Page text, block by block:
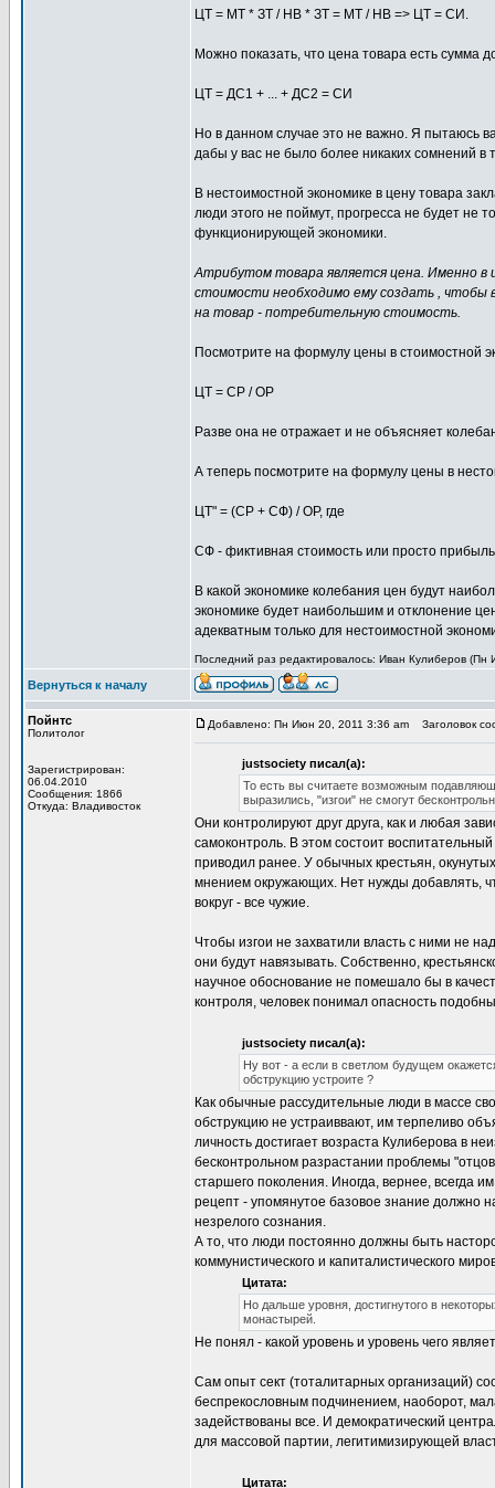
ЦТ = МТ * ЗТ / НВ * ЗТ = МТ / НВ => ЦТ = СИ.
Можно показать, что цена товара есть сумма
ЦТ = ДС1 + ... + ДС2 = СИ
Но в данном случае это не важно. Я пытаюсь
дабы у вас не было более никаких сомнений
В нестоимостной экономике в цену товара
люди этого не поймут, прогресса не будет не
функционирующей экономики.
Атрибутом товара является цена. Именно в
стоимости необходимо ему создать , чтобы
на товар - потребительную стоимость.
Посмотрите на формулу цены в стоимостной
ЦТ = СР / ОР
Разве она не отражает и не объясняет
А теперь посмотрите на формулу цены в
ЦТ" = (СР + СФ) / ОР, где
СФ - фиктивная стоимость или просто
В какой экономике колебания цен будут
экономике будет наибольшим и отклонение
адекватным только для нестоимостной
Последний раз редактировалось: Иван Кулиберов (Пн
Вернуться к началу
Пойнтс
Политолог
Зарегистрирован:
06.04.2010
Сообщения: 1866
Откуда: Владивосток
Добавлено: Пн Июн 20, 2011 3:36 am Заголовок
justsociety писал(а):
То есть вы считаете возможным
выразились, "изгои" не смогут
Они контролируют друг друга, как и любая
самоконтроль. В этом состоит
приводил ранее. У обычных крестьян,
мнением окружающих. Нет нужды добавлять,
вокруг - все чужие.
Чтобы изгои не захватили власть с ними не
они будут навязывать. Собственно,
научное обоснование не помешало бы в
контроля, человек понимал опасность
justsociety писал(а):
Ну вот - а если в светлом будущем
обструкцию устроите ?
Как обычные рассудительные люди в массе
обструкцию не устраиввают, им терпеливо
личность достигает возраста Кулиберова в
бесконтрольном разрастании проблемы
старшего поколения. Иногда, вернее, всегда
рецепт - упомянутое базовое знание должно
незрелого сознания.
А то, что люди постоянно должны быть
коммунистического и капиталистического
Цитата:
Но дальше уровня, достигнутого в
монастырей.
Не понял - какой уровень и уровень чего
Сам опыт сект (тоталитарных организаций)
беспрекословным подчинением, наоборот,
задействованы все. И демократический
для массовой партии, легитимизирующей
Цитата: